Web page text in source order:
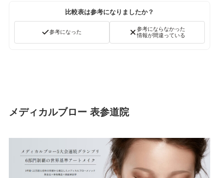
比較表は参考になりましたか？
参考になった
参考にならなかった
情報が間違っている
メディカルブロー 表参道院